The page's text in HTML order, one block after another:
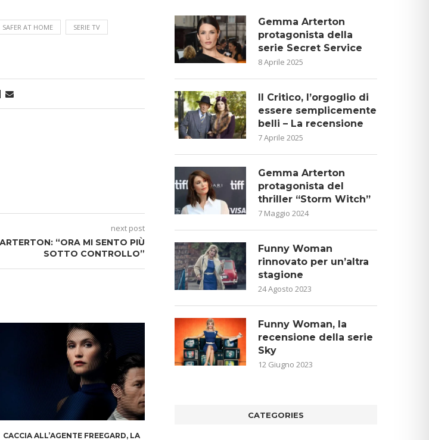
SAFER AT HOME SERIE TV
next post
“ORA MI SENTO PIÙ
SOTTO CONTROLLO”
CACCIA ALL’AGENTE FREEGARD, LA
Gemma Arterton
protagonista della
serie Secret Service
8 Aprile 2025
Il Critico, l’orgoglio di
essere semplicemente
belli – La recensione
7 Aprile 2025
Gemma Arterton
protagonista del
thriller “Storm Witch”
7 Maggio 2024
Funny Woman
rinnovato per un’altra
stagione
24 Agosto 2023
Funny Woman, la
recensione della serie
Sky
12 Giugno 2023
CATEGORIES